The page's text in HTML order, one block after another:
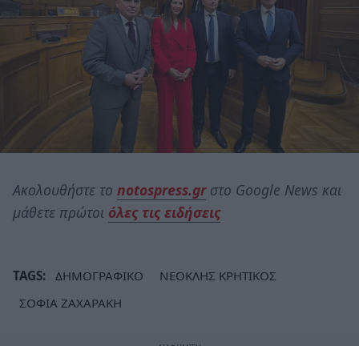
Ακολουθήστε το notospress.grστο Google News και
μάθετε πρώτοι όλες τις ειδήσεις
TAGS: ΔΗΜΟΓΡΑΦΙΚΟ
ΝΕΟΚΛΗΣ ΚΡΗΤΙΚΟΣ
ΣΟΦΙΑ ΖΑΧΑΡΑΚΗ